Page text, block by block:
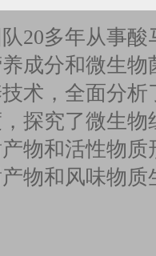
20多年从事
成分和微生
术，全面分
探究了微生
物和活性物
物和风味物